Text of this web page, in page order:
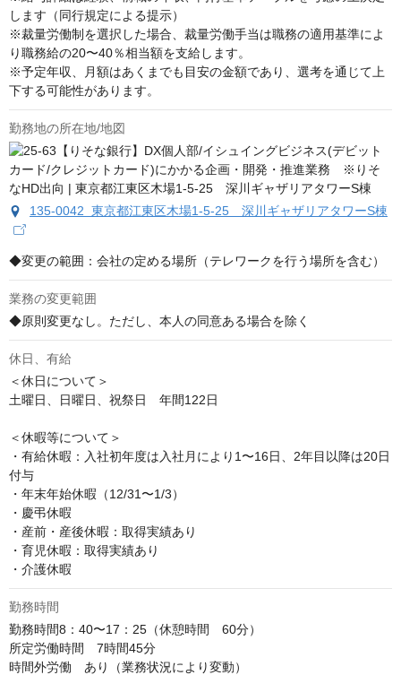
します（同行規定による提示）
※裁量労働制を選択した場合、裁量労働手当は職務の適用基準によ
り職務給の20〜40％相当額を支給します。
※予定年収、月額はあくまでも目安の金額であり、選考を通じて上
下する可能性があります。
勤務地の所在地/地図
135-0042 東京都江東区木場1-5-25 深川ギャザリアタワーS棟
◆変更の範囲：会社の定める場所（テレワークを行う場所を含む）
業務の変更範囲
◆原則変更なし。ただし、本人の同意ある場合を除く
休日、有給
＜休日について＞
土曜日、日曜日、祝祭日　年間122日
＜休暇等について＞
・有給休暇：入社初年度は入社月により1〜16日、2年目以降は20日
付与
・年末年始休暇（12/31〜1/3）
・慶弔休暇
・産前・産後休暇：取得実績あり
・育児休暇：取得実績あり
・介護休暇
勤務時間
勤務時間8：40〜17：25（休憩時間　60分）
所定労働時間　7時間45分
時間外労働　あり（業務状況により変動）